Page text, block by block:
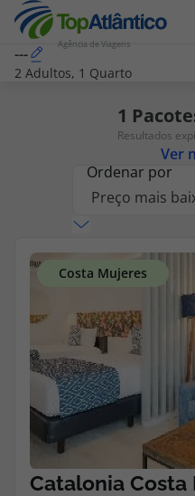
Agência de Viagens
Voos + Hotel
Disneyland ® Paris
Escapadinhas
Cruzeiros
Promoções
---
2 Adultos, 1 Quarto
1
Resultados
Ver
Ordenar por